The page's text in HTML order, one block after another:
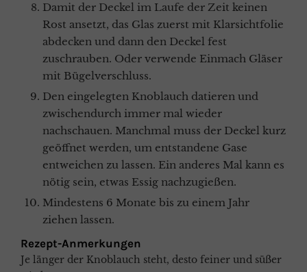
Damit der Deckel im Laufe der Zeit keinen
Rost ansetzt, das Glas zuerst mit Klarsichtfolie
abdecken und dann den Deckel fest
zuschrauben. Oder verwende Einmach Gläser
mit Bügelverschluss.
Den eingelegten Knoblauch datieren und
zwischendurch immer mal wieder
nachschauen. Manchmal muss der Deckel kurz
geöffnet werden, um entstandene Gase
entweichen zu lassen. Ein anderes Mal kann es
nötig sein, etwas Essig nachzugießen.
Mindestens 6 Monate bis zu einem Jahr
ziehen lassen.
Rezept-Anmerkungen
Je länger der Knoblauch steht, desto feiner und süßer